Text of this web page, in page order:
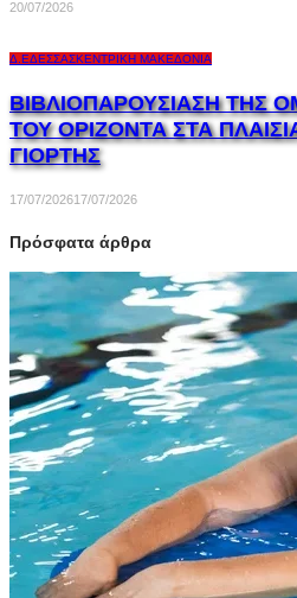
20/07/2026
Δ.ΈΔΕΣΣΑΣΚΕΝΤΡΙΚΉ ΜΑΚΕΔΟΝΊΑ
ΒΙΒΛΙΟΠΑΡΟΥΣΙΑΣΗ ΤΗΣ
ΤΟΥ ΟΡΙΖΟΝΤΑ ΣΤΑ
ΓΙΟΡΤΗΣ
17/07/202617/07/2026
Πρόσφατα άρθρα